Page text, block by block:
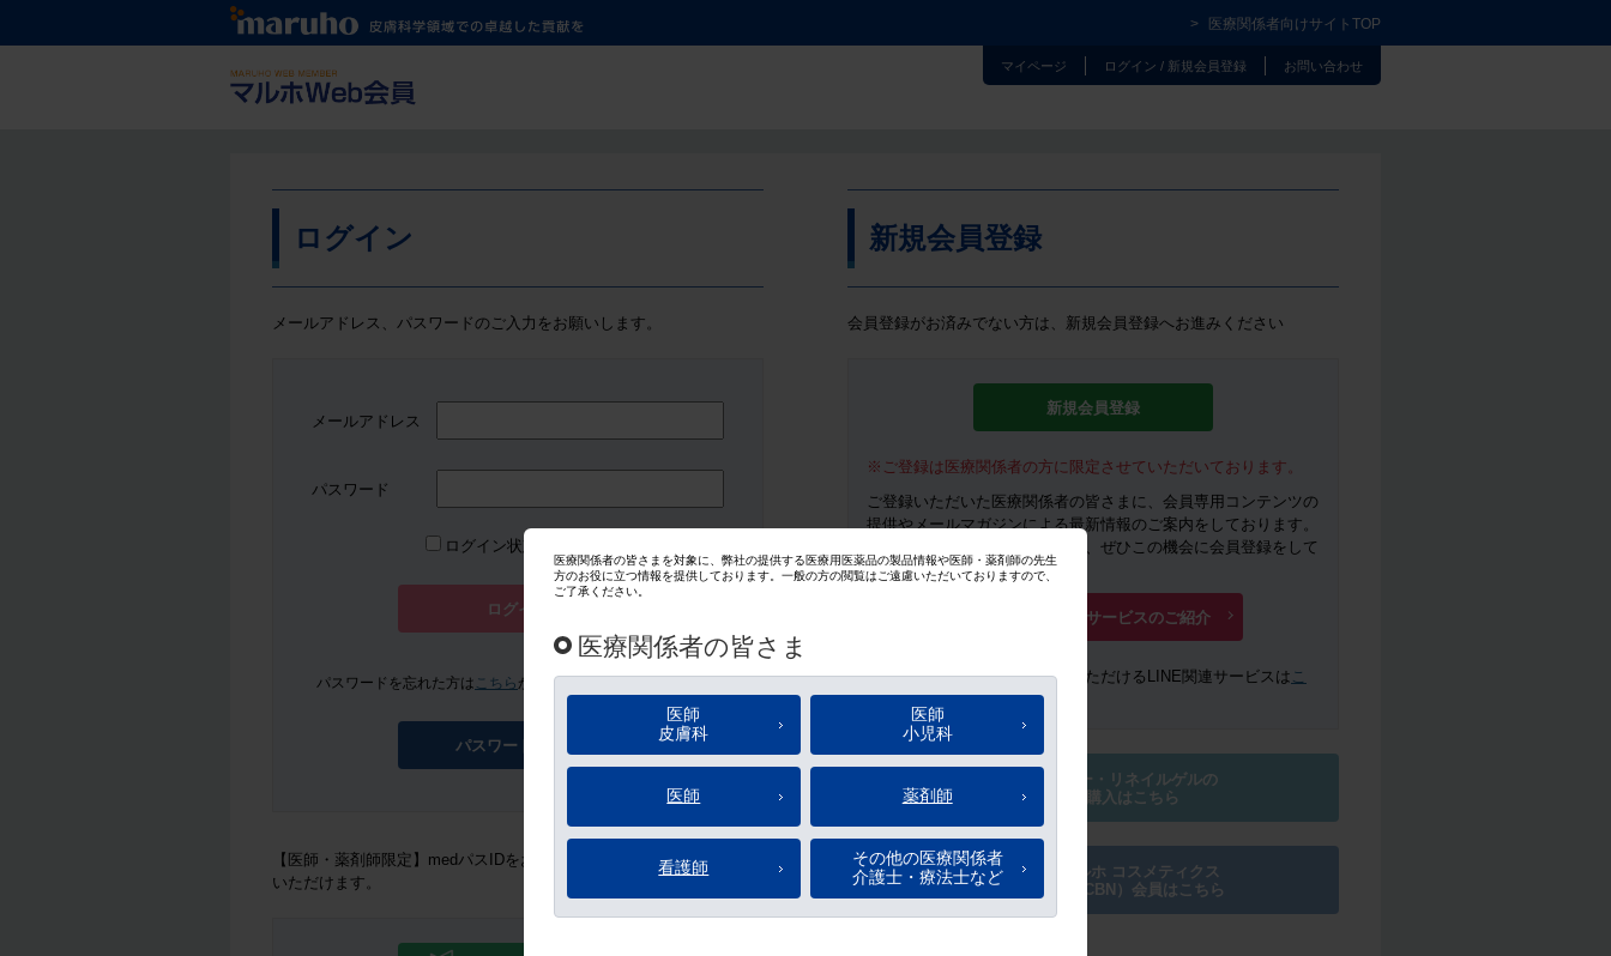
医療関係者向けサイトTOP
マイページ ログイン / 新規会員登録 お問い合わせ
ログイン
メールアドレス、パスワードのご入力をお願いします。
メールアドレス
パスワード
ログイン状態を保持する
ログイン
パスワードを忘れた方は こちら から即時再設定いただけます。
パスワード再設定
【医師・薬剤師限定】medパスIDをお持ちの方はこちらからもご利用
いただけます。
新規会員登録
会員登録がお済みでない方は、新規会員登録へお進みください
新規会員登録
※ご登録は医療関係者の方に限定させていただいております。
ご登録いただいた医療関係者の皆さまに、会員専用コンテンツの
提供やメールマガジンによる最新情報のご案内をしております。
ご登録がまだお済みでない方は、ぜひこの機会に会員登録をして
いただき、ご利用ください。
マルホWeb会員サービスのご紹介
マルホWeb会員の方にご利用いただけるLINE関連サービスは こ
ちら
巻き爪マイスター・リネイルゲルの
会員登録・購入はこちら
【イニクス】マルホ コスメティクス
ビジネスナビ（MCBN）会員はこちら